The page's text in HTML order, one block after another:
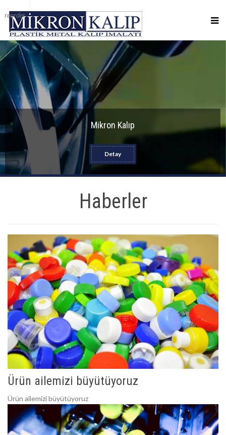
reorder
Mikron Kalıp
Detay
Haberler
Ürün ailemizi büyütüyoruz
Ürün ailemizi büyütüyoruz